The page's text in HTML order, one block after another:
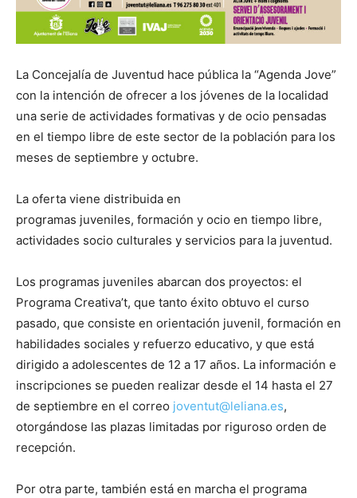
La Concejalía de Juventud hace pública la “Agenda Jove”
con la intención de ofrecer a los jóvenes de la localidad
una serie de actividades formativas y de ocio pensadas
en el tiempo libre de este sector de la población para los
meses de septiembre y octubre.
La oferta viene distribuida en
programas juveniles, formación y ocio en tiempo libre,
actividades socio culturales y servicios para la juventud.
Los programas juveniles abarcan dos proyectos: el
Programa Creativa’t, que tanto éxito obtuvo el curso
pasado, que consiste en orientación juvenil, formación en
habilidades sociales y refuerzo educativo, y que está
dirigido a adolescentes de 12 a 17 años. La información e
inscripciones se pueden realizar desde el 14 hasta el 27
de septiembre en el correo joventut@leliana.es,
otorgándose las plazas limitadas por riguroso orden de
recepción.
Por otra parte, también está en marcha el programa